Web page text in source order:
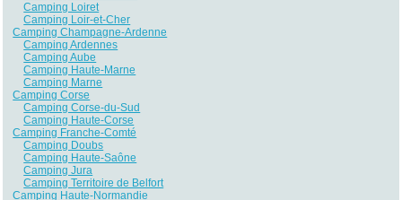
Camping Loiret
Camping Loir-et-Cher
Camping Champagne-Ardenne
Camping Ardennes
Camping Aube
Camping Haute-Marne
Camping Marne
Camping Corse
Camping Corse-du-Sud
Camping Haute-Corse
Camping Franche-Comté
Camping Doubs
Camping Haute-Saône
Camping Jura
Camping Territoire de Belfort
Camping Haute-Normandie